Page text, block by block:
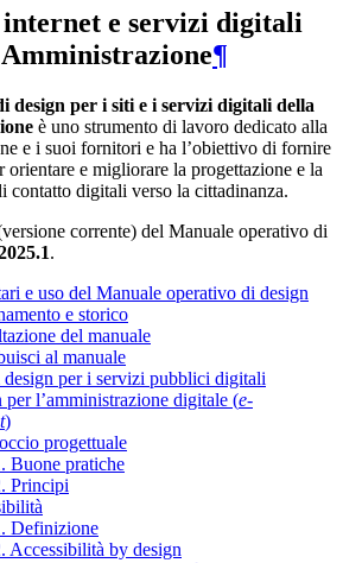
e servizi digitali
¶
design per i siti e i servizi digitali della
è uno strumento di lavoro dedicato alla
e i suoi fornitori e ha l’obiettivo di fornire
e migliorare la progettazione e la
contatto digitali verso la cittadinanza.
corrente) del Manuale operativo di
.
e uso del Manuale operativo di design
e storico
del manuale
al manuale
per i servizi pubblici digitali
per l’amministrazione digitale (e-
)
progettuale
Buone pratiche
Principi
Definizione
Accessibilità by design